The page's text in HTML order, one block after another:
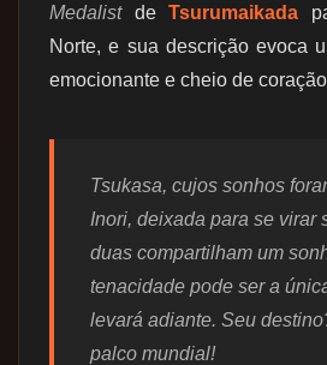
Medalistde Tsurumaikada
Norte, e sua descrição evoca
emocionante e cheio de
Tsukasa, cujos sonhos
Inori, deixada para se virar
duas compartilham um
tenacidade pode ser a
levará adiante. Seu
palco mundial!